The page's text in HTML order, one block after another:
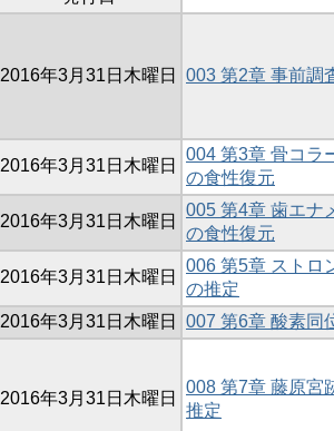
2016年3月31日木曜日 003 第2章 事前調
2016年3月31日木曜日
004 第3章 骨コラ
の食性復元
2016年3月31日木曜日
005 第4章 歯エナ
の食性復元
2016年3月31日木曜日
006 第5章 ストロ
の推定
2016年3月31日木曜日
007 第6章 酸素同
2016年3月31日木曜日
008 第7章 藤原宮
推定